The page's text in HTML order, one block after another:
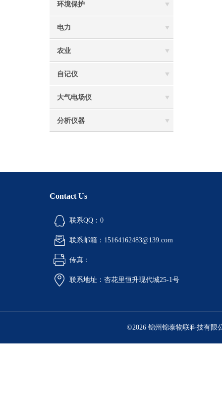
环境保护
电力
农业
自记仪
大气电场仪
分析仪器
Contact Us
联系QQ：0
联系邮箱：15164162483@139.com
传真：
联系地址：杏花里恒升现代城25-1号
©2026 锦州锦泰物联科技有限